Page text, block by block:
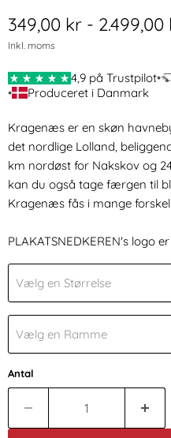
349,00 kr - 2.499,00
Inkl. moms
4,9 på Trustpilot•
•
Produceret i Danmark
Kragenæs er en skøn
det nordlige Lolland,
km nordøst for Nakskov og
kan du også tage færgen til
Kragenæs fås i mange
PLAKATSNEDKEREN's logo
Vælg en Størrelse
Vælg en Ramme
Antal